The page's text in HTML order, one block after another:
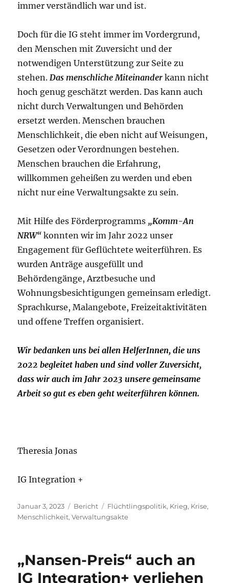
immer verständlich war und ist.
Doch für die IG steht immer im Vordergrund,
den Menschen mit Zuversicht und der
notwendigen Unterstützung zur Seite zu
stehen.Das menschliche Miteinander kann nicht
hoch genug geschätzt werden. Das kann auch
nicht durch Verwaltungen und Behörden
ersetzt werden. Menschen brauchen
Menschlichkeit, die eben nicht auf Weisungen,
Gesetzen oder Verordnungen bestehen.
Menschen brauchen die Erfahrung,
willkommen geheißen zu werden und eben
nicht nur eine Verwaltungsakte zu sein.
Mit Hilfe des Förderprogramms „Komm-An
NRW“ konnten wir im Jahr 2022 unser
Engagement für Geflüchtete weiterführen. Es
wurden Anträge ausgefüllt und
Behördengänge, Arztbesuche und
Wohnungsbesichtigungen gemeinsam erledigt.
Sprachkurse, Malangebote, Freizeitaktivitäten
und offene Treffen organisiert.
Wir bedanken uns bei allen HelferInnen, die uns
2022 begleitet haben und sind voller Zuversicht,
dass wir auch im Jahr 2023 unsere gemeinsame
Arbeit so gut es eben geht weiterführen können.
Theresia Jonas
IG Integration +
Veröffentlicht
am
Januar 3, 2023 Kategorien
Bericht Schlagwörter
Flüchtlingspolitik, Krieg, Krise,
Menschlichkeit,Verwaltungsakte
„Nansen-Preis“ auch an
IG Integration+ verliehen